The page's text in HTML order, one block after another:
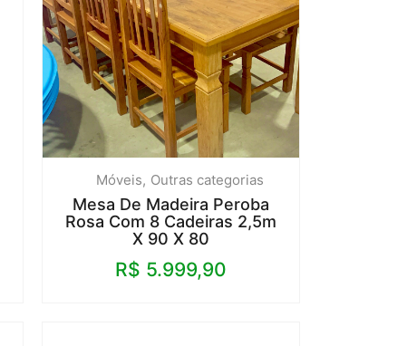
Móveis Outras categorias
Mesa De Madeira Peroba
Rosa Com 8 Cadeiras 2,5m
X 90 X 80
R$ 5.999,90